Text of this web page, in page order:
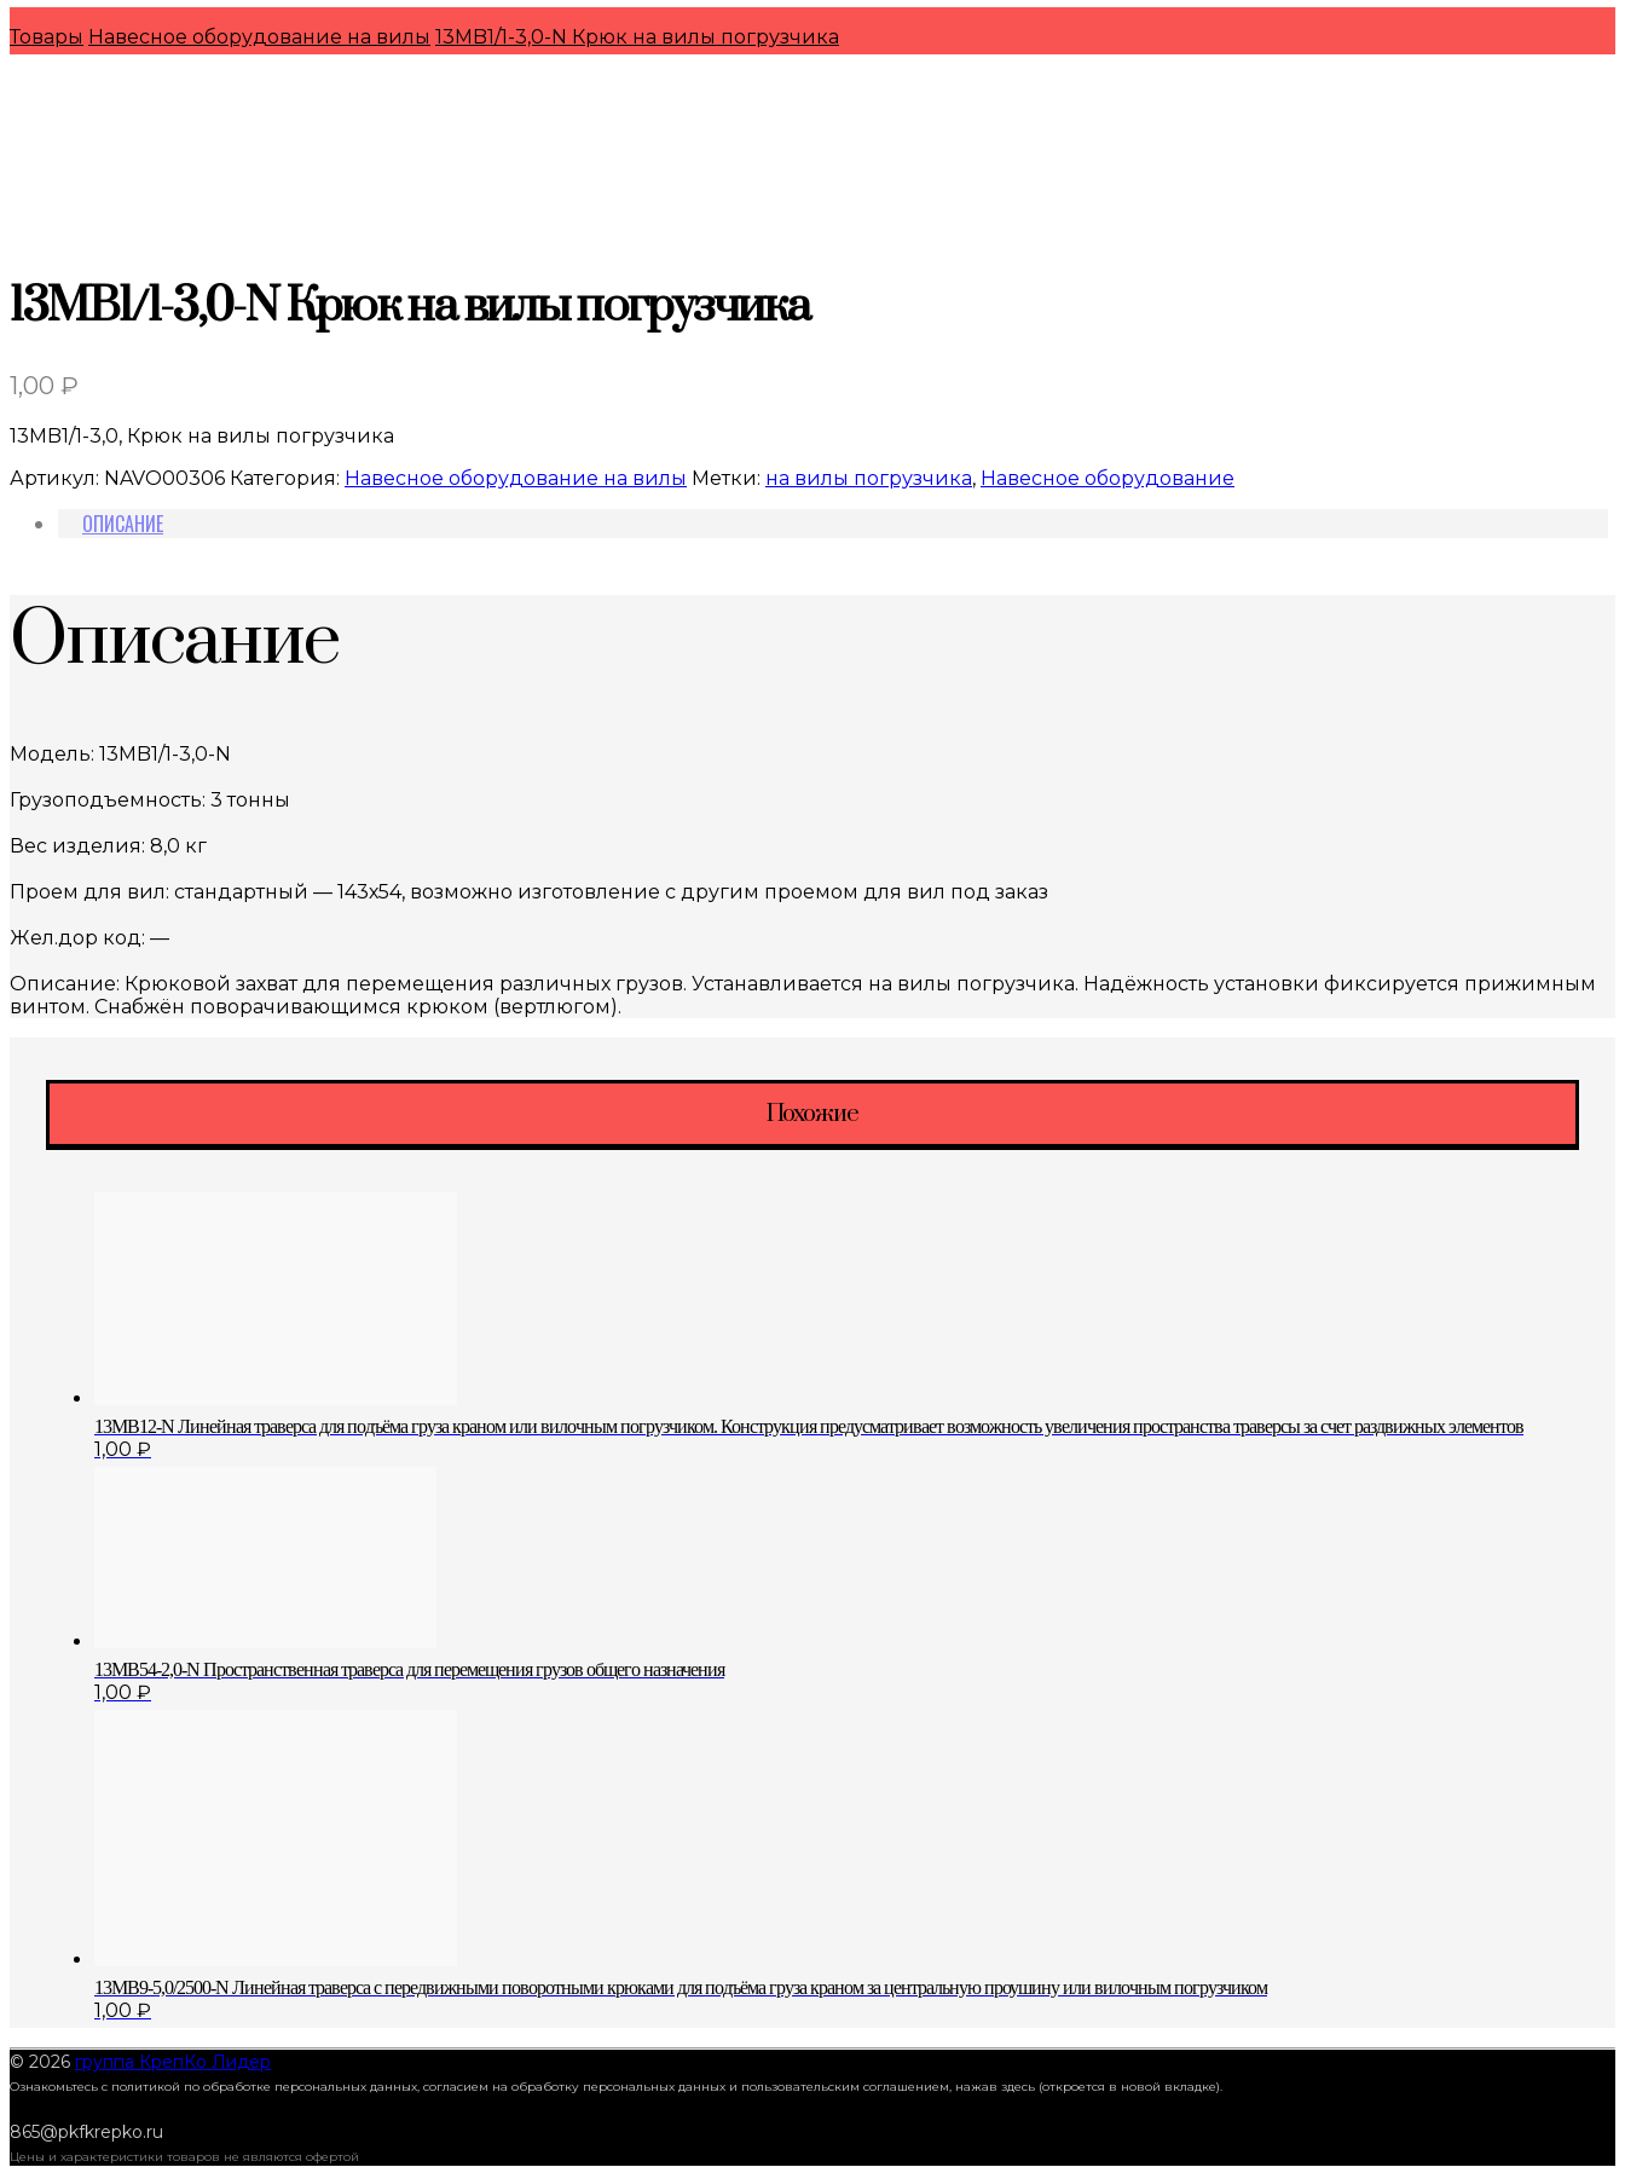
Товары Навесное оборудование на вилы 13MB1/1-3,0-N Крюк на вилы погрузчика
13MB1/1-3,0-N Крюк на вилы погрузчика
1,00 ₽
13MB1/1-3,0, Крюк на вилы погрузчика
Артикул: NAVO00306 Категория: Навесное оборудование на вилы Метки: на вилы погрузчика, Навесное оборудование
ОПИСАНИЕ
Описание
Модель: 13MB1/1-3,0-N
Грузоподъемность: 3 тонны
Вес изделия: 8,0 кг
Проем для вил: стандартный — 143х54, возможно изготовление с другим проемом для вил под заказ
Жел.дор код: —
Описание: Крюковой захват для перемещения различных грузов. Устанавливается на вилы погрузчика. Надёжность установки фиксируется прижимным
винтом. Снабжён поворачивающимся крюком (вертлюгом).
Похожие
13MB12-N Линейная траверса для подъёма груза краном или вилочным погрузчиком. Конструкция предусматривает возможность увеличения пространства траверсы за счет раздвижных элементов
1,00 ₽
13MB54-2,0-N Пространственная траверса для перемещения грузов общего назначения
1,00 ₽
13MB9-5,0/2500-N Линейная траверса с передвижными поворотными крюками для подъёма груза краном за центральную проушину или вилочным погрузчиком
1,00 ₽
© 2026 группа КрепКо Лидер
Ознакомьтесь с политикой по обработке персональных данных, согласием на обработку персональных данных и пользовательским соглашением, нажав здесь (откроется в новой вкладке).
865@pkfkrepko.ru
Цены и характеристики товаров не являются офертой